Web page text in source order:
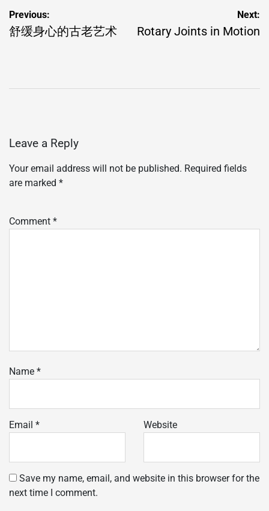
Post
navigation
Previous:
舒缓身心的古老艺术
Next:
Rotary Joints in Motion
Leave a Reply
Your email address will not be published. Required fields
are marked *
Comment *
Name *
Email * Website
Save my name, email, and website in this browser for the
next time I comment.